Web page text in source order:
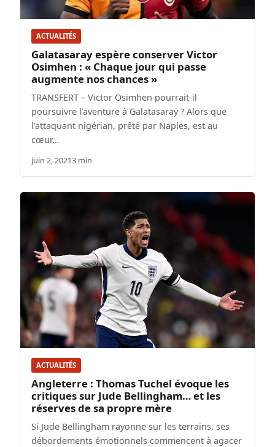
ACTUALITÉS
Galatasaray espère conserver Victor
Osimhen : « Chaque jour qui passe
augmente nos chances »
TRANSFERT – Victor Osimhen pourrait-il
poursuivre l’aventure à Galatasaray ? Alors que
l’attaquant nigérian, prêté par Naples, est au
cœur…
juin 2, 20213 min
ACTUALITÉS
Angleterre : Thomas Tuchel évoque les
critiques sur Jude Bellingham… et les
réserves de sa propre mère
Si Jude Bellingham rayonne sur les terrains, ses
débordements émotionnels commencent à agacer